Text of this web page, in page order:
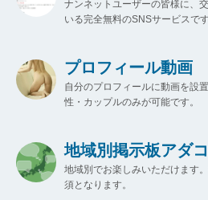
ナンネットユーザーの皆様に、
いる完全無料のSNSサービスです
プロフィール動画
自分のプロフィールに動画を設
性・カップルのみが可能です。
地域別掲示板アダ
地域別でお楽しみいただけます
須となります。